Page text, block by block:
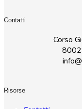
Contatti
Corso
Risorse